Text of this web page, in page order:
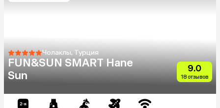
Чолаклы, Турция
FUN&SUN SMART Hane
Sun
9.0
18 отзывов